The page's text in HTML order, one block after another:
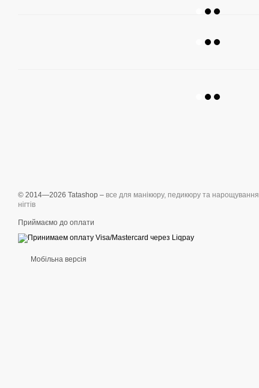
© 2014—2026 Tatashop – все для манікюру, педикюру та нарощування
нігтів
Приймаємо до оплати
Мобільна версія